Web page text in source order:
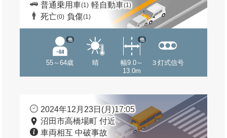
普通乗用車(1) 軽自動車(1)
死亡(0) 負傷(1)
55～64歳
他
晴
幅9.0～
13.0m
他
３灯式信号
2024年12月23日(月)17:05
沼田市高橋場町 付近
車両相互 中破事故